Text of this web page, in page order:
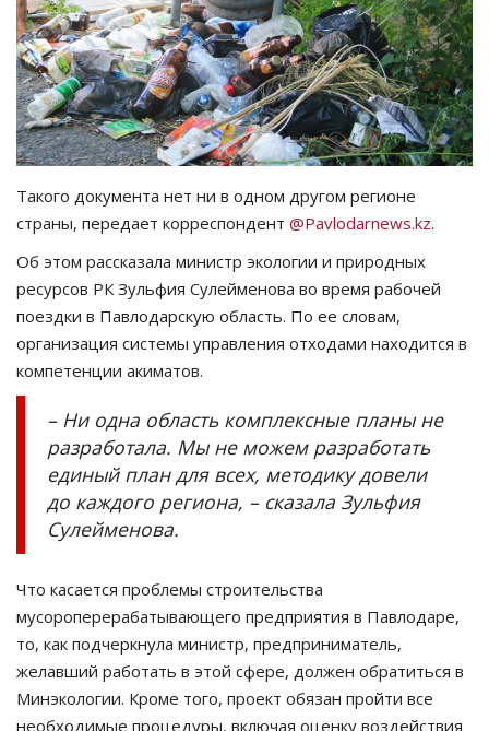
Чек-лист
РАЗВЛЕЧЕНИЯ
OFFICIAL
Курултай
Қазақша Русский
Такого документа нет ни в одном другом регионе
страны, передает корреспондент @Pavlodarnews.kz.
Об этом рассказала министр экологии и природных
ресурсов РК Зульфия Сулейменова во время рабочей
поездки в Павлодарскую область. По ее словам,
организация системы управления отходами находится в
компетенции акиматов.
– Ни одна область комплексные планы не
разработала. Мы не можем разработать
единый план для всех, методику довели
до каждого региона, – сказала Зульфия
Сулейменова.
Что касается проблемы строительства
мусороперерабатывающего предприятия в Павлодаре,
то, как подчеркнула министр, предприниматель,
желавший работать в этой сфере, должен обратиться в
Минэкологии. Кроме того, проект обязан пройти все
необходимые процедуры, включая оценку воздействия